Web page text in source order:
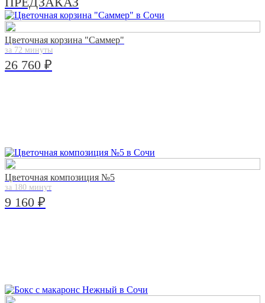
Цветочная корзина "Саммер"
за 72 минуты
26 760 ₽
Цветочная композиция №5
за 180 минут
9 160 ₽